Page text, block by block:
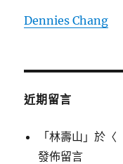
Dennies Chang
近期留言
「林壽山 」於〈
發佈留言